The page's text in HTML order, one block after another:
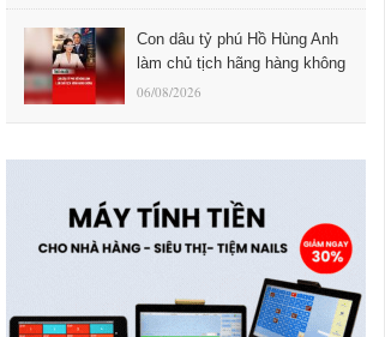
Con dâu tỷ phú Hồ Hùng Anh
làm chủ tịch hãng hàng không
06/08/2026